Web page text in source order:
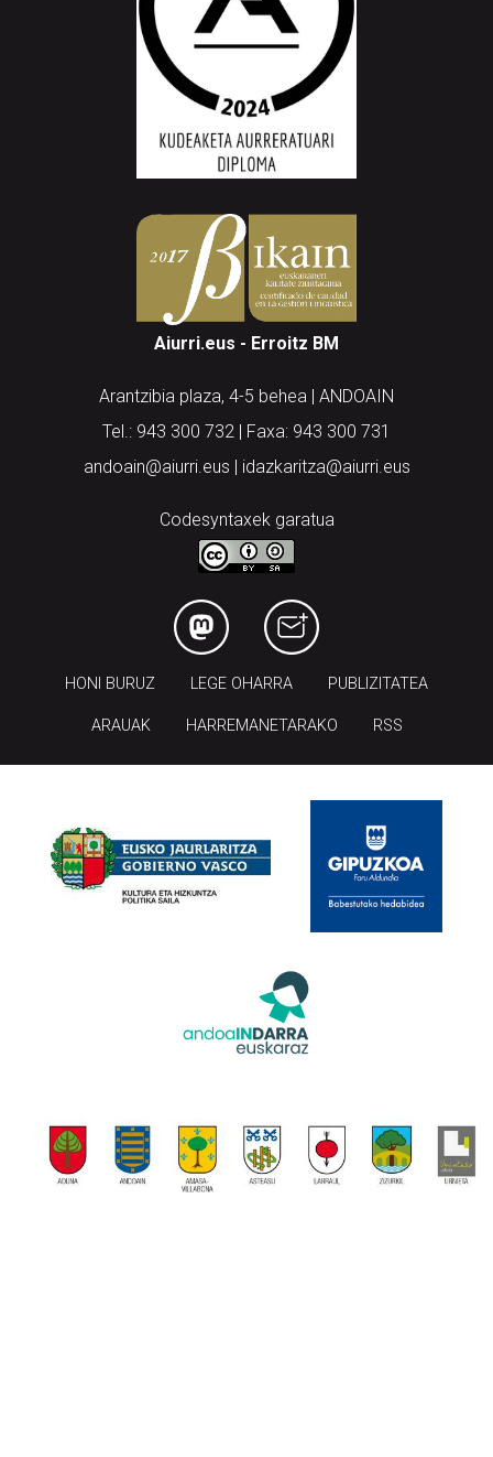
Aiurri.eus - Erroitz BM
Arantzibia plaza, 4-5 behea | ANDOAIN
Tel.: 943 300 732 | Faxa: 943 300 731
andoain@aiurri.eus | idazkaritza@aiurri.eus
Codesyntaxek garatua
HONI BURUZ LEGE OHARRA PUBLIZITATEA
ARAUAK HARREMANETARAKO RSS